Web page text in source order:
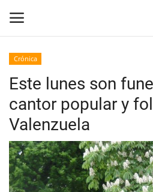
Inicio
Crónica
Policial
Tribunales
Crónica
Este lunes son
cantor popular y
Valenzuela